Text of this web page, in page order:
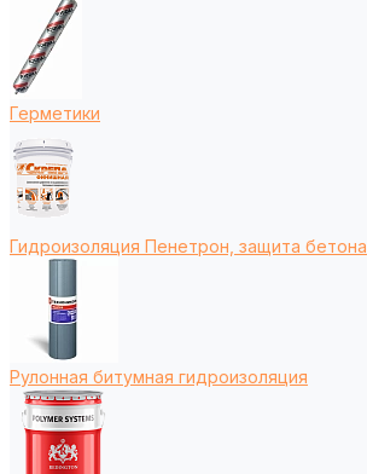
Герметики
Гидроизоляция Пенетрон, защита бетона
Рулонная битумная гидроизоляция